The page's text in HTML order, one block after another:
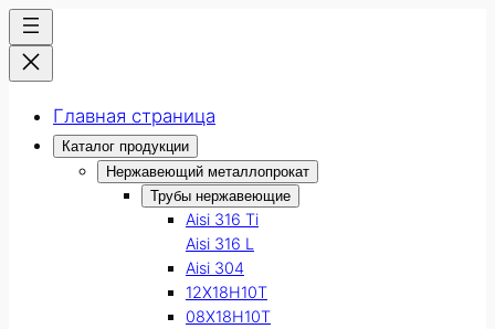
Главная страница
Каталог продукции
Нержавеющий металлопрокат
Трубы нержавеющие
Aisi 316 Ti
Aisi 316 L
Aisi 304
12Х18Н10Т
08Х18Н10Т